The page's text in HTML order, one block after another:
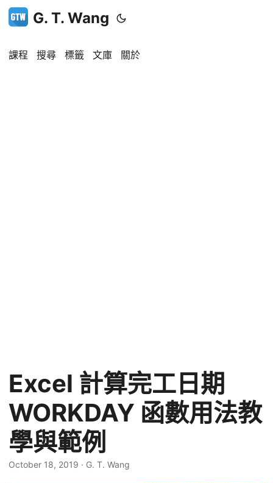
G. T. Wang
課程 搜尋 標籤 文庫 關於
Excel 計算完工日期
WORKDAY 函數用法教
學與範例
October 18, 2019 · G. T. Wang